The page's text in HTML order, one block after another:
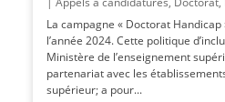
La campagne « Doctorat
l’année 2024. Cette politique
Ministère de l’enseignement
partenariat avec les
supérieur; a pour...